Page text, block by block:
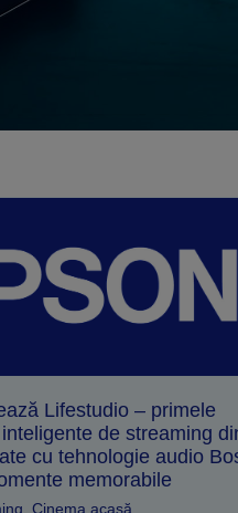
Lifestudio – primele
de streaming
cu tehnologie audio
memorabile
Cinema acasă